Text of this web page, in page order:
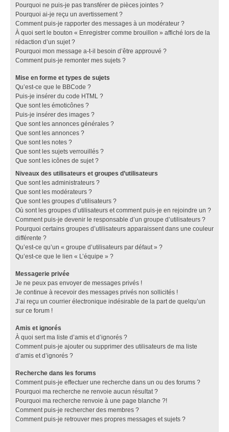
Pourquoi ne puis-je pas transférer de pièces jointes ?
Pourquoi ai-je reçu un avertissement ?
Comment puis-je rapporter des messages à un modérateur ?
À quoi sert le bouton « Enregistrer comme brouillon » affiché lors de la
rédaction d’un sujet ?
Pourquoi mon message a-t-il besoin d’être approuvé ?
Comment puis-je remonter mes sujets ?
Mise en forme et types de sujets
Qu’est-ce que le BBCode ?
Puis-je insérer du code HTML ?
Que sont les émoticônes ?
Puis-je insérer des images ?
Que sont les annonces générales ?
Que sont les annonces ?
Que sont les notes ?
Que sont les sujets verrouillés ?
Que sont les icônes de sujet ?
Niveaux des utilisateurs et groupes d’utilisateurs
Que sont les administrateurs ?
Que sont les modérateurs ?
Que sont les groupes d’utilisateurs ?
Où sont les groupes d’utilisateurs et comment puis-je en rejoindre un ?
Comment puis-je devenir le responsable d’un groupe d’utilisateurs ?
Pourquoi certains groupes d’utilisateurs apparaissent dans une couleur
différente ?
Qu’est-ce qu’un « groupe d’utilisateurs par défaut » ?
Qu’est-ce que le lien « L’équipe » ?
Messagerie privée
Je ne peux pas envoyer de messages privés !
Je continue à recevoir des messages privés non sollicités !
J’ai reçu un courrier électronique indésirable de la part de quelqu’un
sur ce forum !
Amis et ignorés
À quoi sert ma liste d’amis et d’ignorés ?
Comment puis-je ajouter ou supprimer des utilisateurs de ma liste
d’amis et d’ignorés ?
Recherche dans les forums
Comment puis-je effectuer une recherche dans un ou des forums ?
Pourquoi ma recherche ne renvoie aucun résultat ?
Pourquoi ma recherche renvoie à une page blanche ?!
Comment puis-je rechercher des membres ?
Comment puis-je retrouver mes propres messages et sujets ?